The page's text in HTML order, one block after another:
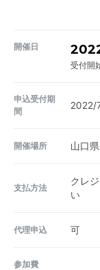
開催日
受付開
申込受付期
間
2022/
開催場所 山口
支払方法
クレ
い
代理申込 可
参加費